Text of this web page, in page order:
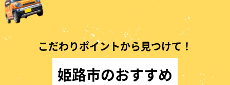
こだわりポイントから見つけて！
姫路市のおすすめ